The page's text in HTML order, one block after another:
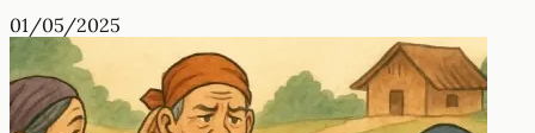
01/05/2025